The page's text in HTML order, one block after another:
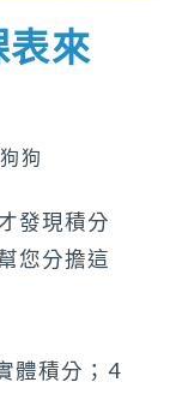
表來
狗
發現積分
您分擔這
體積分；4